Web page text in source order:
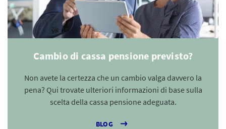
Cambio di cassa pensione previsto?
Non avete la certezza che un cambio valga davvero la
pena? Qui trovate ulteriori informazioni di base sulla
scelta della cassa pensione adeguata.
BLOG